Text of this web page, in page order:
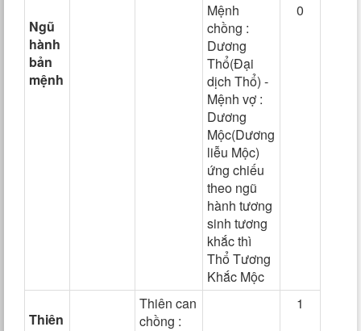
Ngũ
hành
bản
mệnh
Mệnh
chồng :
Dương
Thổ(Đại
dịch Thổ) -
Mệnh vợ :
Dương
Mộc(Dương
liễu Mộc)
ứng chiếu
theo ngũ
hành tương
sinh tương
khắc thì
Thổ Tương
Khắc Mộc
0
Thiên
Thiên can
chồng :
1